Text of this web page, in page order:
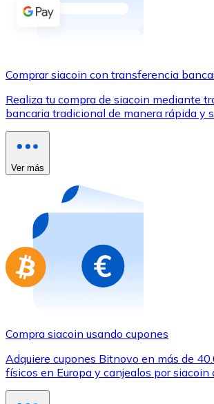
Transferencia SEPA
Utiliza tarjetas Visa y Mastercard
Comprar con tarjeta
Compra tarjetas regalo de tus
Ir a la tienda de tarjetas regalo
Comprar siacoin con transferencia
Realiza tu compra de siacoin mediante
bancaria tradicional de manera rápida y
Ver más
Compra siacoin usando cupones
Adquiere cupones Bitnovo en más de
físicos en Europa y canjealos por siacoin